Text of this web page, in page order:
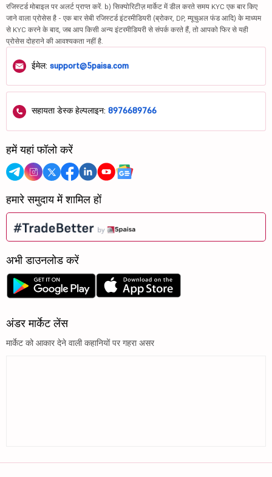
रजिस्टर्ड मोबाइल पर अलर्ट प्राप्त करें. b) सिक्योरिटीज़ मार्केट में डील करते समय KYC एक बार किए
जाने वाला प्रोसेस है - एक बार सेबी रजिस्टर्ड इंटरमीडियरी (ब्रोकर, DP, म्यूचुअल फंड आदि) के माध्यम
से KYC करने के बाद, जब आप किसी अन्य इंटरमीडियरी से संपर्क करते हैं, तो आपको फिर से यही
प्रोसेस दोहराने की आवश्यकता नहीं है.
ईमेल: support@5paisa.com
सहायता डेस्क हेल्पलाइन: 8976689766
हमें यहां फॉलो करें
हमारे समुदाय में शामिल हों
अभी डाउनलोड करें
अंडर मार्केट लेंस
मार्केट को आकार देने वाली कहानियों पर गहरा असर